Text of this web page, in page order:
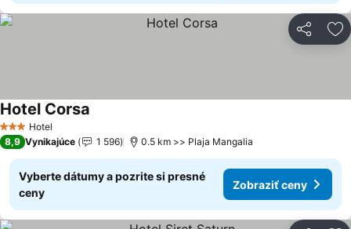
Zdieľať
3 Počet hviezdičiek
Hotel
Hotel Corsa
8,9 Vynikajúce 1 596 0.5 km >> Plaja Mangalia
Vyberte dátumy a pozrite si presné
ceny
Zobraziť ceny